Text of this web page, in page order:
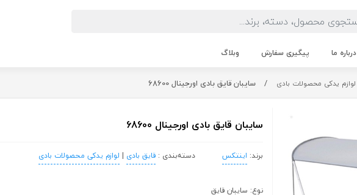
درباره ما پیگیری سفارش وبلاگ
لوازم یدکی محصولات بادی / سایبان قایق بادی اورجینال 68600
سایبان قایق بادی اورجینال 68600
برند: اینتکس دسته‌بندی :قایق بادی | لوازم یدکی محصولات بادی
نوع: سایبان قایق